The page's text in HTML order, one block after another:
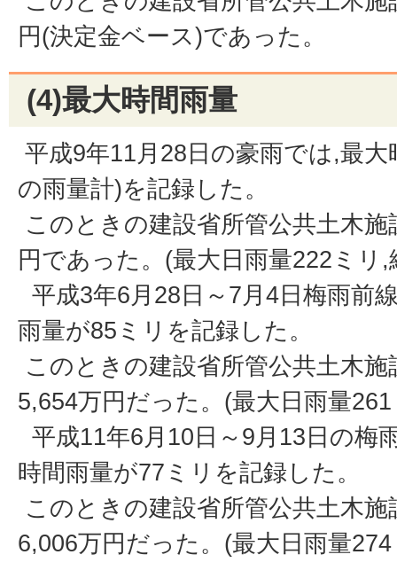
円(決定金ベース)であった。
(4)最大時間雨量
平成9年11月28日の豪雨では,最
の雨量計)を記録した。
このときの建設省所管公共土木
円であった。(最大日雨量222ミリ
平成3年6月28日～7月4日梅雨前
雨量が85ミリを記録した。
このときの建設省所管公共土木
5,654万円だった。(最大日雨量
平成11年6月10日～9月13日の梅
時間雨量が77ミリを記録した。
このときの建設省所管公共土木
6,006万円だった。(最大日雨量